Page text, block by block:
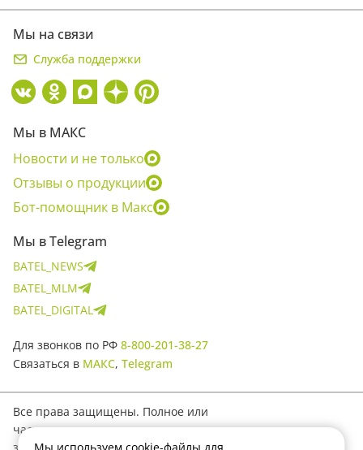
Мы на связи
Служба поддержки
Мы в МАКС
Новости и не только
Отзывы о продукции
Бот-помощник в Макс
Мы в Telegram
BATEL_NEWS
BATEL_MLM
BATEL_DIGITAL
Для звонков по РФ 8-800-201-38-27
Связаться в МАКС, Telegram
Все права защищены. Полное или
частичное копирование материалов